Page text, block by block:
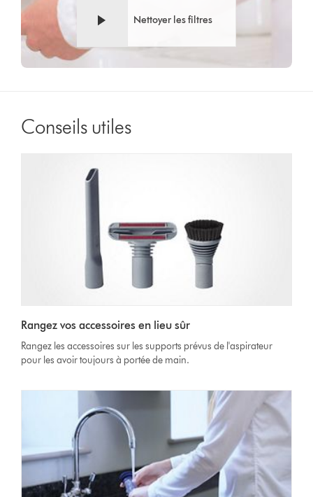
Nettoyer les filtres
Conseils utiles
Rangez vos accessoires en lieu sûr
Rangez les accessoires sur les supports prévus de l'aspirateur
pour les avoir toujours à portée de main.